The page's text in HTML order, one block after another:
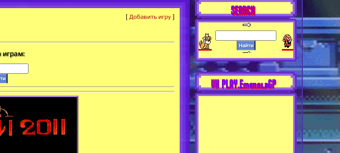
[ Добавить игру ]
играм:
SEARCH
VK PLAY.EmeraldGP